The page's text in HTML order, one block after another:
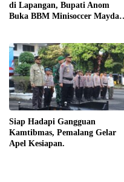
di Lapangan, Bupati Anom
Buka BBM Minisoccer Mayday
Siap Hadapi Gangguan
Kamtibmas, Pemalang Gelar
Apel Kesiapan.